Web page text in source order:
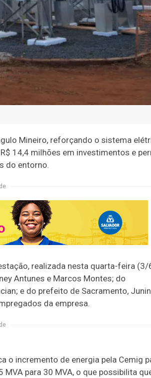
Mineiro, reforçando o sistema
14,4 milhões em investimentos e
do entorno.
realizada nesta quarta-feira (3/
Antunes e Marcos Montes; do
e do prefeito de Sacramento,
da empresa.
o incremento de energia pela Cemig
para 30 MVA, o que possibilita